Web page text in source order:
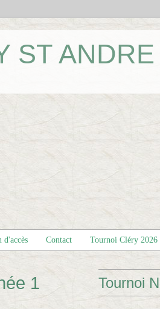
ST ANDRE
d'accès Contact Tournoi Cléry 2026
1 Tournoi